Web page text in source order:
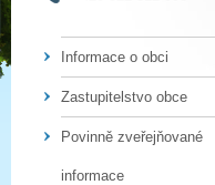
Informace o obci
Zastupitelstvo obce
Povinně zveřejňované
informace